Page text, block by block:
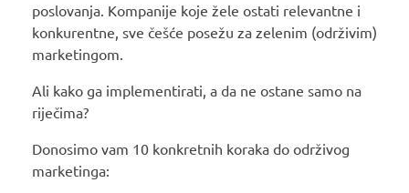
poslovanja. Kompanije koje žele ostati relevantne i
konkurentne, sve češće posežu za zelenim (održivim)
marketingom.
Ali kako ga implementirati, a da ne ostane samo na
riječima?
Donosimo vam 10 konkretnih koraka do održivog
marketinga: